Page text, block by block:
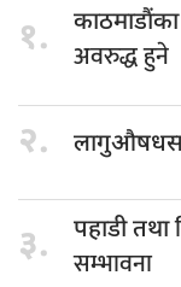
१. काठमाडौंका
अवरुद्ध हुने
२.
३. पहाडी तथा
सम्भावना